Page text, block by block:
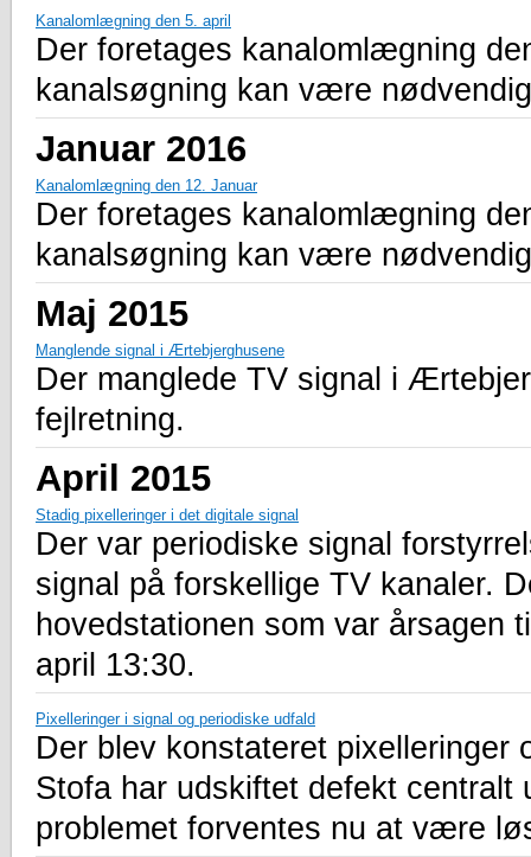
Kanalomlægning den 5. april
Der foretages kanalomlægning
kanalsøgning kan være
Januar 2016
Kanalomlægning den 12. Januar
Der foretages kanalomlægning
kanalsøgning kan være
Maj 2015
Manglende signal i Ærtebjerghusene
Der manglede TV signal i
fejlretning.
April 2015
Stadig pixelleringer i det digitale signal
Der var periodiske signal
signal på forskellige TV kanaler.
hovedstationen som var årsagen
april 13:30.
Pixelleringer i signal og periodiske udfald
Der blev konstateret pixelleringer
Stofa har udskiftet defekt centralt
problemet forventes nu at være